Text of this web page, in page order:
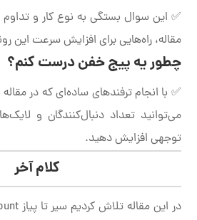
✅ این سوال بستگی به نوع کار و تداوم
مقاله، راه‌هایی برای افزایش سرعت این
چطور یه پیج خفن درست کنم؟
✅ با انجام ترفندهای ساده‌ای که در
می‌توانید تعداد دنبال‌کنندگان و
توجهی افزایش دهید.
کلام آخر